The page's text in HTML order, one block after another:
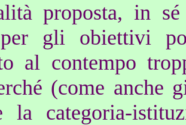
proposta, in
gli obiettivi
al contempo
(come anche
la categoria-